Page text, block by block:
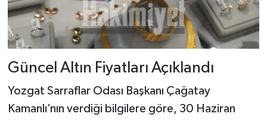
Güncel Altın Fiyatları Açıklandı
Yozgat Sarraflar Odası Başkanı Çağatay
Kamanlı’nın verdiği bilgilere göre, 30 Haziran